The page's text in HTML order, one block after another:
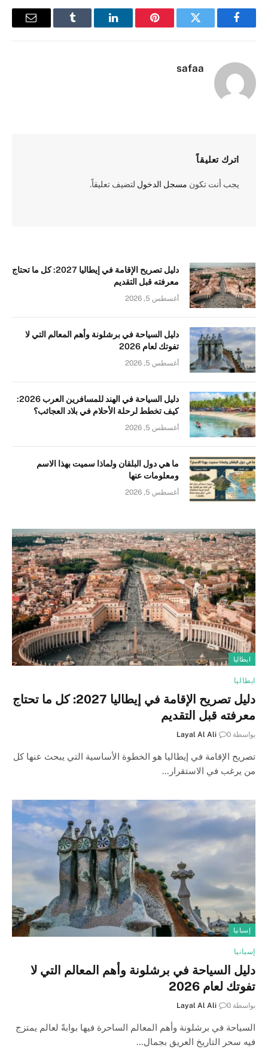
فيسبوك تويتر بينتيريستلينكدإن Tumblr
البريد
safaa
اترك تعليقاً
يجب أنت تكون مسجل الدخول لتضيف تعليقاً.
دليل تصريح الإقامة في إيطاليا 2027: كل ما تحتاج
معرفته قبل التقديم
أغسطس 5, 2026
دليل السياحة في برشلونة وأهم المعالم التي لا
تفوتك لعام 2026
أغسطس 5, 2026
دليل السياحة في الهند للمسافرين العرب 2026:
كيف تخطط لرحلة الأحلام في بلاد العجائب؟
أغسطس 5, 2026
ما هي دول البلقان ولماذا سميت بهذا الاسم
ومعلومات عنها
أغسطس 5, 2026
ايطاليا
ايطاليا
دليل تصريح الإقامة في إيطاليا 2027: كل ما تحتاج
معرفته قبل التقديم
بواسطة Layal Al Ali 0
تصريح الإقامة في إيطاليا هو الخطوة الأساسية التي يبحث عنها كل
من يرغب في الاستقرار…
إسبانيا
إسبانيا
دليل السياحة في برشلونة وأهم المعالم التي لا
تفوتك لعام 2026
بواسطة Layal Al Ali 0
السياحة في برشلونة وأهم المعالم الساحرة فيها بوابةً لعالم يمتزج
فيه سحر التاريخ العريق بجمال…